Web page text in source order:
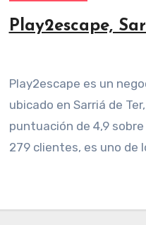
Play2escape,
Play2escape es un negocio de Escape Rooms
ubicado en Sarriá de
puntuación de 4,9
279 clientes, es uno de